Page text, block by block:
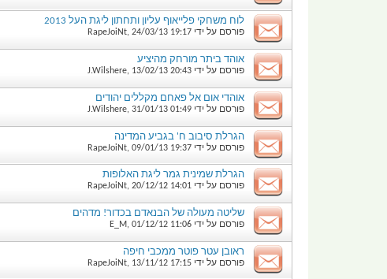
לוח משחקי פלייאוף עליון ותחתון ליגת העל 2013
פורסם על ידי RapeJoiNt, 24/03/13 19:17
אוהד ביתר מורחק מהיציע
פורסם על ידי J.Wilshere, 13/02/13 20:43
אוהדי אום אל פאחם מקללים יהודים
פורסם על ידי J.Wilshere, 31/01/13 01:49
הגרלת סיבוב ח' בגביע המדינה
פורסם על ידי RapeJoiNt, 09/01/13 19:37
הגרלת שמינית גמר ליגת האלופות
פורסם על ידי RapeJoiNt, 20/12/12 14:01
שליטה מעולה של הבנאדם בכדור! מדהים
פורסם על ידי E_M, 01/12/12 11:06
ראובן עטר פוטר ממכבי חיפה
פורסם על ידי RapeJoiNt, 13/11/12 17:15